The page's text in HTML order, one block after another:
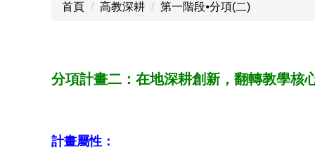
首頁 高教深耕 第一階段⦁分項(二)
分項計畫二：在地深耕創新，翻轉教學核
計畫屬性：